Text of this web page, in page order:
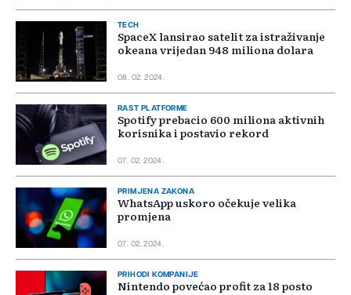
TECH
SpaceX lansirao satelit za istraživanje
okeana vrijedan 948 miliona dolara
08. 02. 2024.
RAST PLATFORME
Spotify prebacio 600 miliona aktivnih
korisnika i postavio rekord
07. 02. 2024.
PRIMJENA ZAKONA
WhatsApp uskoro očekuje velika
promjena
07. 02. 2024.
PRIHODI KOMPANIJE
Nintendo povećao profit za 18 posto